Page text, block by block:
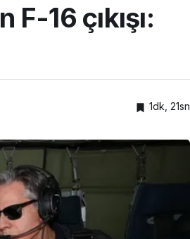
F-16 çıkışı:
1dk, 21sn